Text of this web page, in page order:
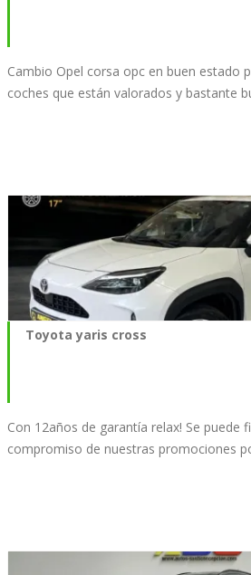
Cambio Opel corsa opc en buen estado
coches que están valorados y bastante
Toyota yaris cross
Con 12años de garantía relax! Se puede
compromiso de nuestras promociones